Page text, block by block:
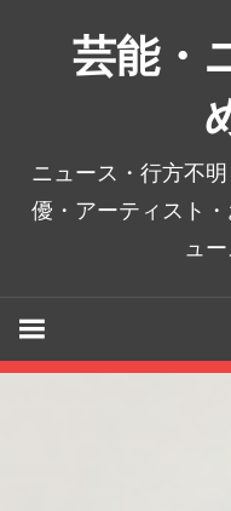
芸能・
ニュース・行方不
優・アーティスト
ュ